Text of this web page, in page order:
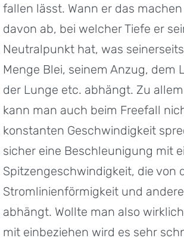
fallen lässt. Wann er das
davon ab, bei welcher Tiefe er
Neutralpunkt hat, was
Menge Blei, seinem Anzug, dem
der Lunge etc. abhängt. Zu
kann man auch beim Freefall
konstanten Geschwindigkeit
sicher eine Beschleunigung mit
Spitzengeschwindigkeit, die von
Stromlinienförmigkeit und
abhängt. Wollte man also
mit einbeziehen wird es sehr